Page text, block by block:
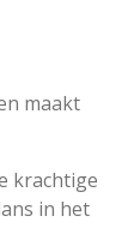
maakt
krachtige
in het